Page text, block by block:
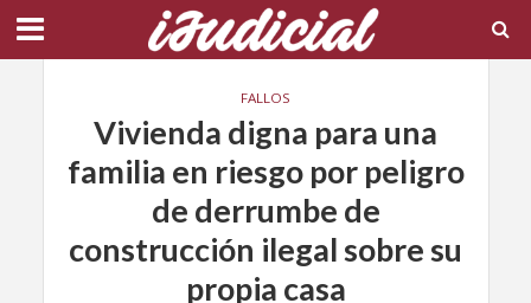
FALLOS
Vivienda digna para una
familia en riesgo por peligro
de derrumbe de
construcción ilegal sobre su
propia casa